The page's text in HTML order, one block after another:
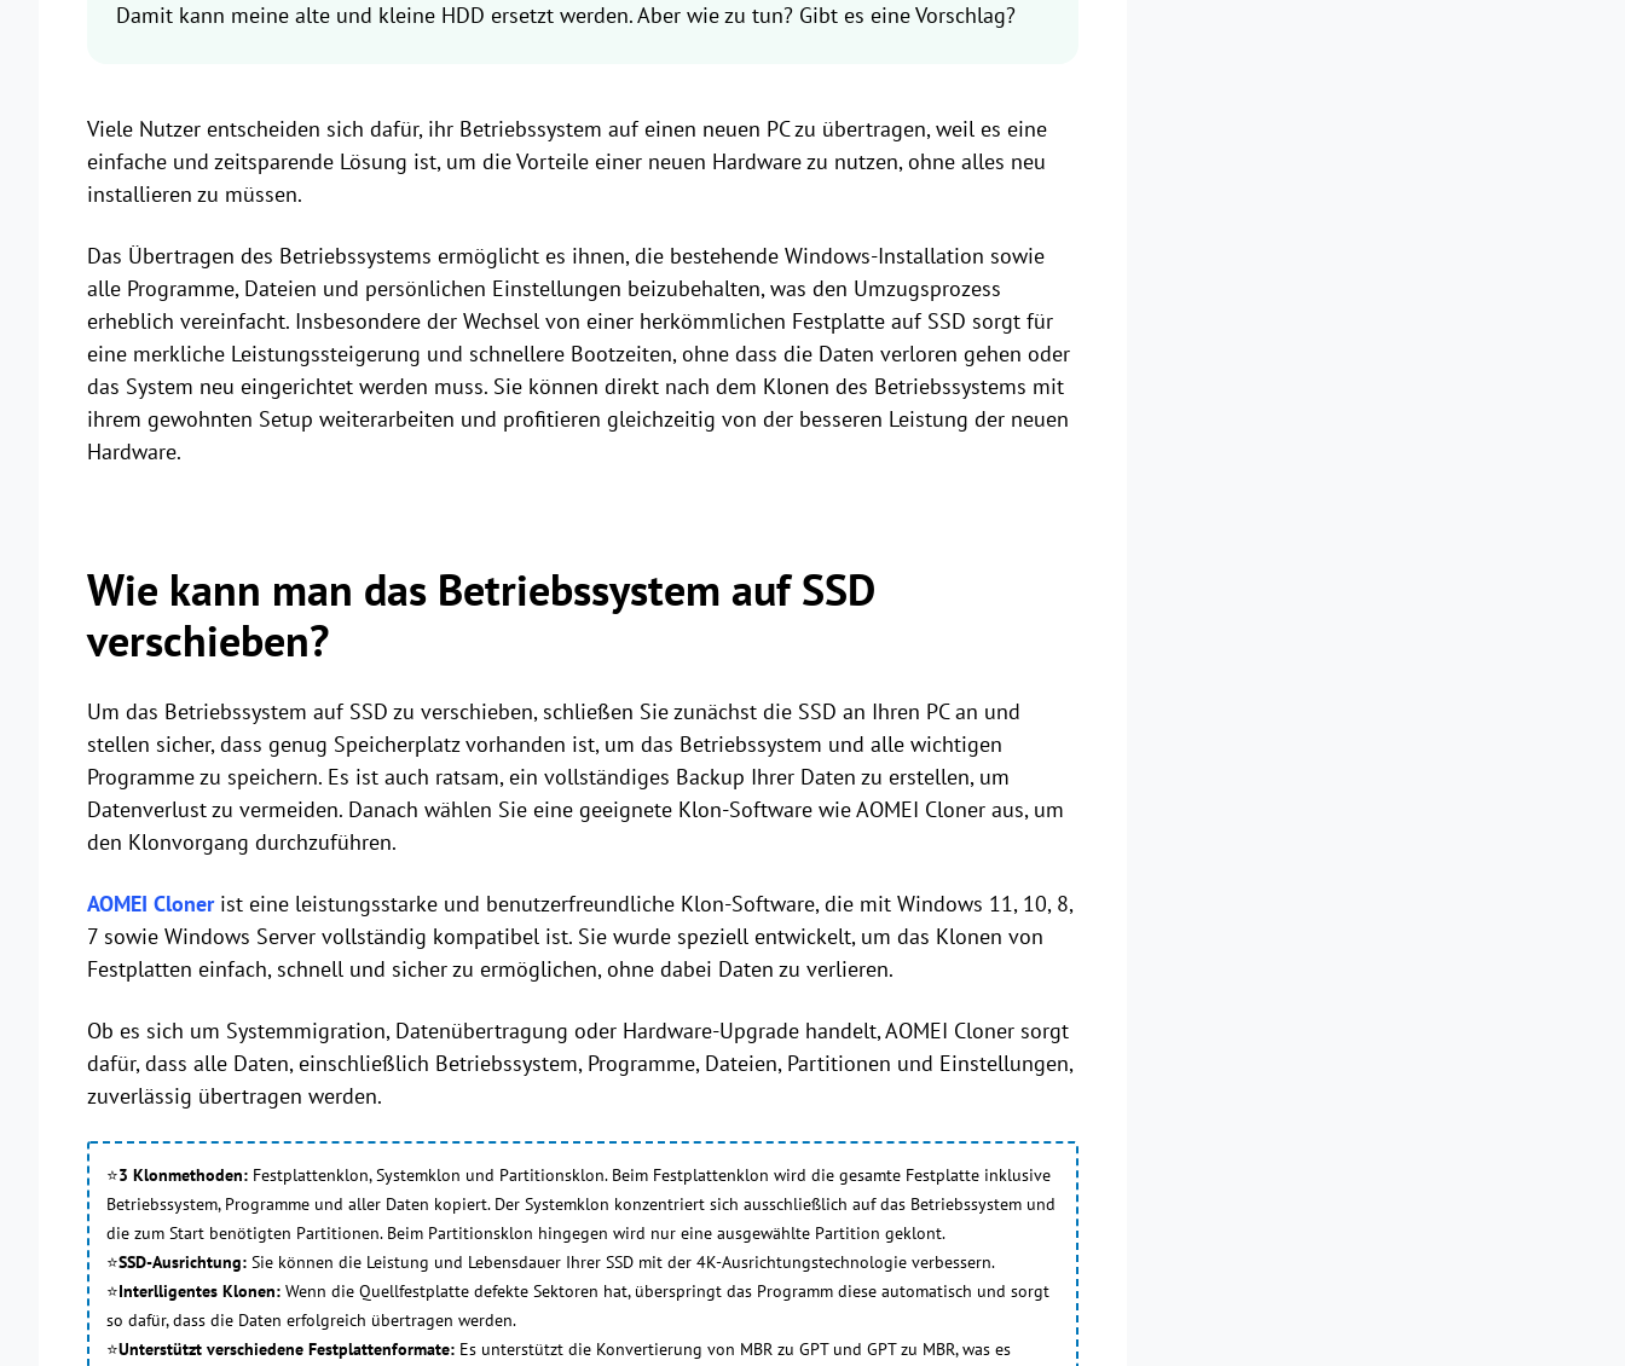
Damit kann meine alte und kleine HDD ersetzt werden. Aber wie zu tun? Gibt es eine Vorschlag?
Viele Nutzer entscheiden sich dafür, ihr Betriebssystem auf einen neuen PC zu übertragen, weil es eine
einfache und zeitsparende Lösung ist, um die Vorteile einer neuen Hardware zu nutzen, ohne alles neu
installieren zu müssen.
Das Übertragen des Betriebssystems ermöglicht es ihnen, die bestehende Windows-Installation sowie
alle Programme, Dateien und persönlichen Einstellungen beizubehalten, was den Umzugsprozess
erheblich vereinfacht. Insbesondere der Wechsel von einer herkömmlichen Festplatte auf SSD sorgt für
eine merkliche Leistungssteigerung und schnellere Bootzeiten, ohne dass die Daten verloren gehen oder
das System neu eingerichtet werden muss. Sie können direkt nach dem Klonen des Betriebssystems mit
ihrem gewohnten Setup weiterarbeiten und profitieren gleichzeitig von der besseren Leistung der neuen
Hardware.
Wie kann man das Betriebssystem auf SSD
verschieben?
Um das Betriebssystem auf SSD zu verschieben, schließen Sie zunächst die SSD an Ihren PC an und
stellen sicher, dass genug Speicherplatz vorhanden ist, um das Betriebssystem und alle wichtigen
Programme zu speichern. Es ist auch ratsam, ein vollständiges Backup Ihrer Daten zu erstellen, um
Datenverlust zu vermeiden. Danach wählen Sie eine geeignete Klon-Software wie AOMEI Cloner aus, um
den Klonvorgang durchzuführen.
AOMEI Clonerist eine leistungsstarke und benutzerfreundliche Klon-Software, die mit Windows 11, 10, 8,
7 sowie Windows Server vollständig kompatibel ist. Sie wurde speziell entwickelt, um das Klonen von
Festplatten einfach, schnell und sicher zu ermöglichen, ohne dabei Daten zu verlieren.
Ob es sich um Systemmigration, Datenübertragung oder Hardware-Upgrade handelt, AOMEI Cloner sorgt
dafür, dass alle Daten, einschließlich Betriebssystem, Programme, Dateien, Partitionen und Einstellungen,
zuverlässig übertragen werden.
⭐3 Klonmethoden: Festplattenklon, Systemklon und Partitionsklon. Beim Festplattenklon wird die gesamte Festplatte inklusive
Betriebssystem, Programme und aller Daten kopiert. Der Systemklon konzentriert sich ausschließlich auf das Betriebssystem und
die zum Start benötigten Partitionen. Beim Partitionsklon hingegen wird nur eine ausgewählte Partition geklont.
⭐SSD-Ausrichtung: Sie können die Leistung und Lebensdauer Ihrer SSD mit der 4K-Ausrichtungstechnologie verbessern.
⭐Interlligentes Klonen: Wenn die Quellfestplatte defekte Sektoren hat, überspringt das Programm diese automatisch und sorgt
so dafür, dass die Daten erfolgreich übertragen werden.
⭐Unterstützt verschiedene Festplattenformate: Es unterstützt die Konvertierung von MBR zu GPT und GPT zu MBR, was es